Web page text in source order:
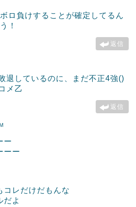
ロ負けすることが確定してるん
！
返信
退しているのに、まだ不正4強()
メ乙
返信
ー
ーー
コレだけだもんな
だよ